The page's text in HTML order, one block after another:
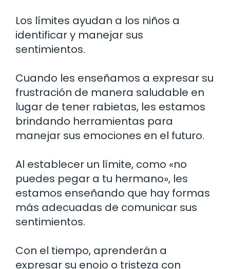
Los límites ayudan a los niños a
identificar y manejar sus
sentimientos.
Cuando les enseñamos a expresar su
frustración de manera saludable en
lugar de tener rabietas, les estamos
brindando herramientas para
manejar sus emociones en el futuro.
Al establecer un límite, como «no
puedes pegar a tu hermano», les
estamos enseñando que hay formas
más adecuadas de comunicar sus
sentimientos.
Con el tiempo, aprenderán a
expresar su enojo o tristeza con